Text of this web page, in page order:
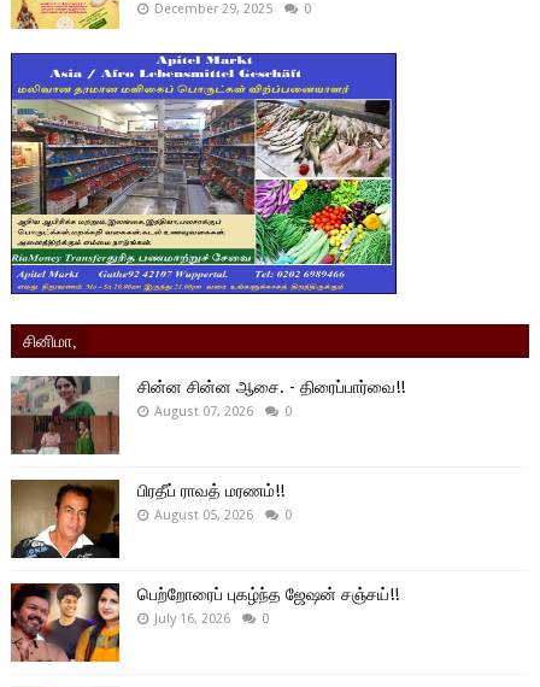
December 29, 2025 0
சினிமா,
சின்ன சின்ன ஆசை. - திரைப்பார்வை!!
August 07, 2026 0
பிரதீப் ராவத் மரணம்!!
August 05, 2026 0
பெற்றோரைப் புகழ்ந்த ஜேஷன் சஞ்சய்!!
July 16, 2026 0